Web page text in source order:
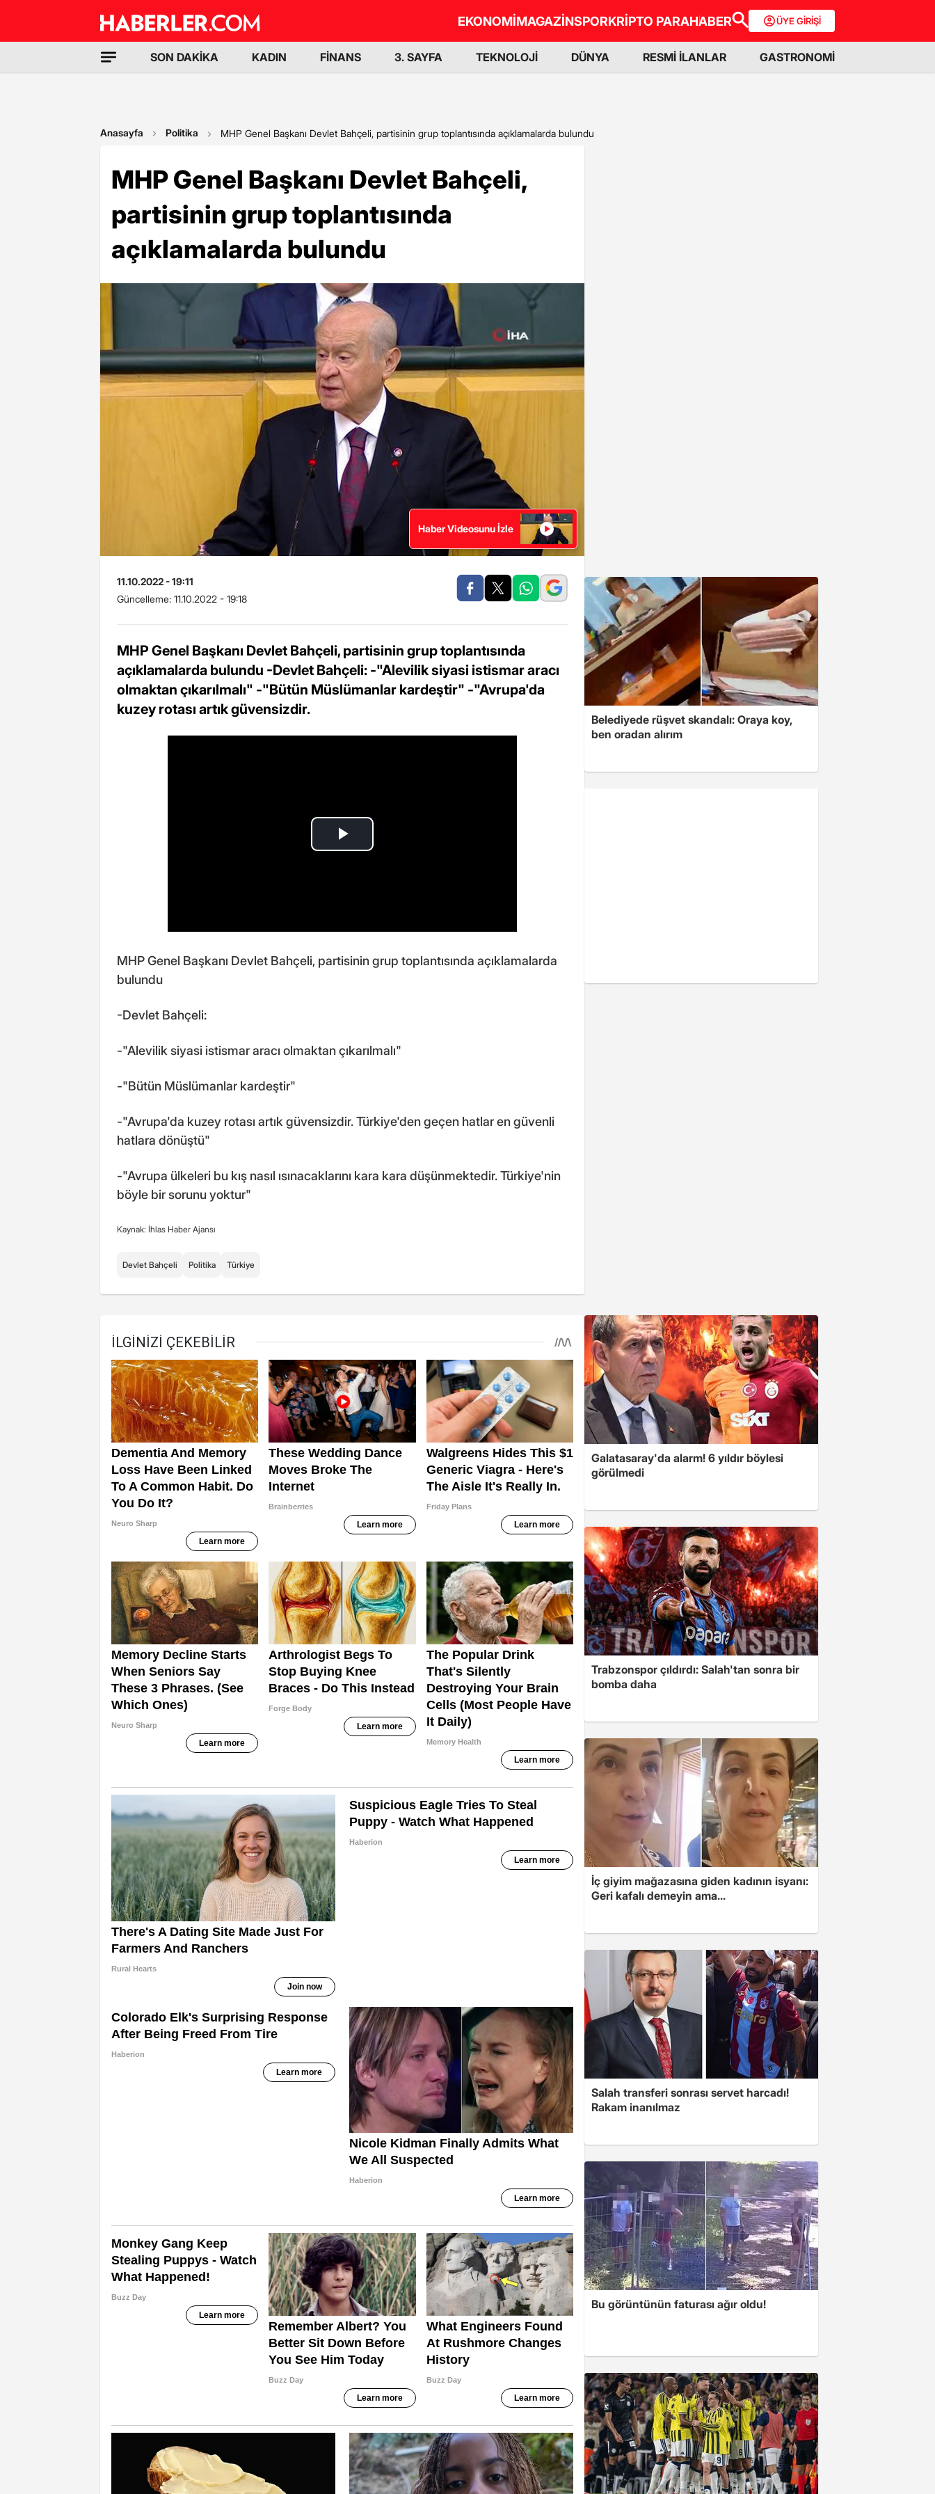
EKONOMİMAGAZİNSPORKRİPTO PARAHABER ÜYE GİRİŞİ
SON DAKİKA KADIN FİNANS 3. SAYFA TEKNOLOJİ DÜNYA RESMİ İLANLAR GASTRONOMİ
Anasayfa Politika MHP Genel Başkanı Devlet Bahçeli, partisinin grup toplantısında açıklamalarda bulundu
MHP Genel Başkanı Devlet Bahçeli,
partisinin grup toplantısında
açıklamalarda bulundu
Haber Videosunu İzle
11.10.2022 - 19:11
Güncelleme: 11.10.2022 - 19:18
MHP Genel Başkanı Devlet Bahçeli, partisinin grup toplantısında
açıklamalarda bulundu -Devlet Bahçeli: -"Alevilik siyasi istismar aracı
olmaktan çıkarılmalı" -"Bütün Müslümanlar kardeştir" -"Avrupa'da
kuzey rotası artık güvensizdir.
MHP Genel Başkanı Devlet Bahçeli, partisinin grup toplantısında açıklamalarda
bulundu
-Devlet Bahçeli:
-"Alevilik siyasi istismar aracı olmaktan çıkarılmalı"
-"Bütün Müslümanlar kardeştir"
-"Avrupa'da kuzey rotası artık güvensizdir. Türkiye'den geçen hatlar en güvenli
hatlara dönüştü"
-"Avrupa ülkeleri bu kış nasıl ısınacaklarını kara kara düşünmektedir. Türkiye'nin
böyle bir sorunu yoktur"
Kaynak: İhlas Haber Ajansı
Devlet Bahçeli Politika Türkiye
Belediyede rüşvet skandalı: Oraya koy,
ben oradan alırım
Galatasaray'da alarm! 6 yıldır böylesi
görülmedi
Trabzonspor çıldırdı: Salah'tan sonra bir
bomba daha
İç giyim mağazasına giden kadının isyanı:
Geri kafalı demeyin ama...
Salah transferi sonrası servet harcadı!
Rakam inanılmaz
Bu görüntünün faturası ağır oldu!